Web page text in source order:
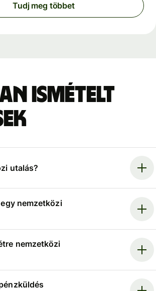
Tudj meg többet
ismételt
utalás?
nemzetközi
nemzetközi